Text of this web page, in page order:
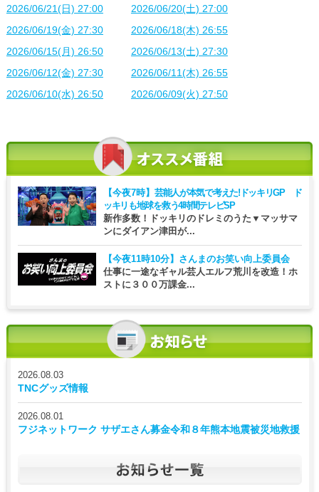
2026/06/21(日) 27:00
2026/06/20(土) 27:00
2026/06/19(金) 27:30
2026/06/18(木) 26:55
2026/06/15(月) 26:50
2026/06/13(土) 27:30
2026/06/12(金) 27:30
2026/06/11(木) 26:55
2026/06/10(水) 26:50
2026/06/09(火) 27:50
【今夜7時】 芸能人が本気で考えた!ドッキリGP ド
ッキリも地球を救う4時間テレビSP
新作多数！ドッキリのドレミのうた▼マッサマ
ンにダイアン津田が...
【今夜11時10分】 さんまのお笑い向上委員会
仕事に一途なギャル芸人エルフ荒川を改造！ホ
ストに３００万課金...
2026.08.03
TNCグッズ情報
2026.08.01
フジネットワーク サザエさん募金令和８年熊本地震被災地救援